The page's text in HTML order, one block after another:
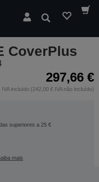
Pesquisar
CoverPlus
297,66 €
IVA incluído (242,00 € IVA não incluído)
superiores a 25 €
mais